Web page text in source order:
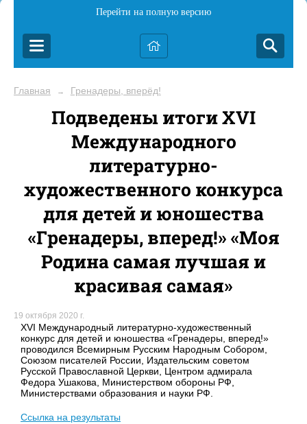
Перейти на полную версию
Главная → Гренадеры, вперёд!
Подведены итоги ХVI
Международного
литературно-
художественного конкурса
для детей и юношества
«Гренадеры, вперед!» «Моя
Родина самая лучшая и
красивая самая»
19 октября 2020 г.
ХVI Международный литературно-художественный
конкурс для детей и юношества «Гренадеры, вперед!»
проводился Всемирным Русским Народным Собором,
Союзом писателей России, Издательским советом
Русской Православной Церкви, Центром адмирала
Федора Ушакова, Министерством обороны РФ,
Министерствами образования и науки РФ.
Ссылка на результаты